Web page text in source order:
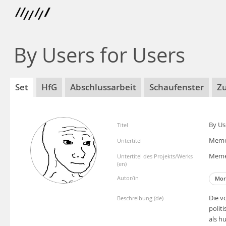
By Users for Users
Set HfG Abschlussarbeit Schaufenster
Titel By
Untertitel
Untertitel des Projekts/Werks
(en)
Autor/in
Beschreibung (de)
Die
als